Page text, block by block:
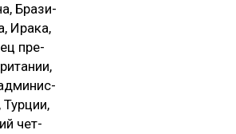
Бра­зи­
Ира­ка,
пре­
ад­ми­нис­
чет­